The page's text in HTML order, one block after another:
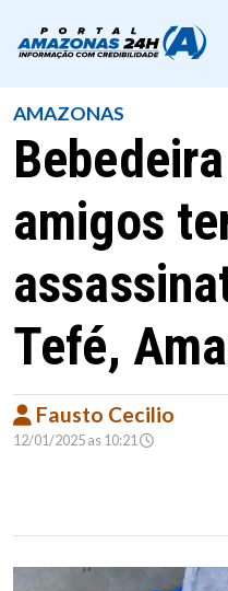
AMAZONAS
amigos
Tefé,
Fausto Cecilio
12/01/2025 as 10:21